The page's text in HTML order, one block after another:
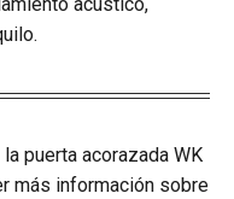
acústico,
puerta acorazada WK
más información sobre